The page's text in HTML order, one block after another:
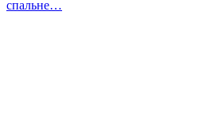
записям
спальне…